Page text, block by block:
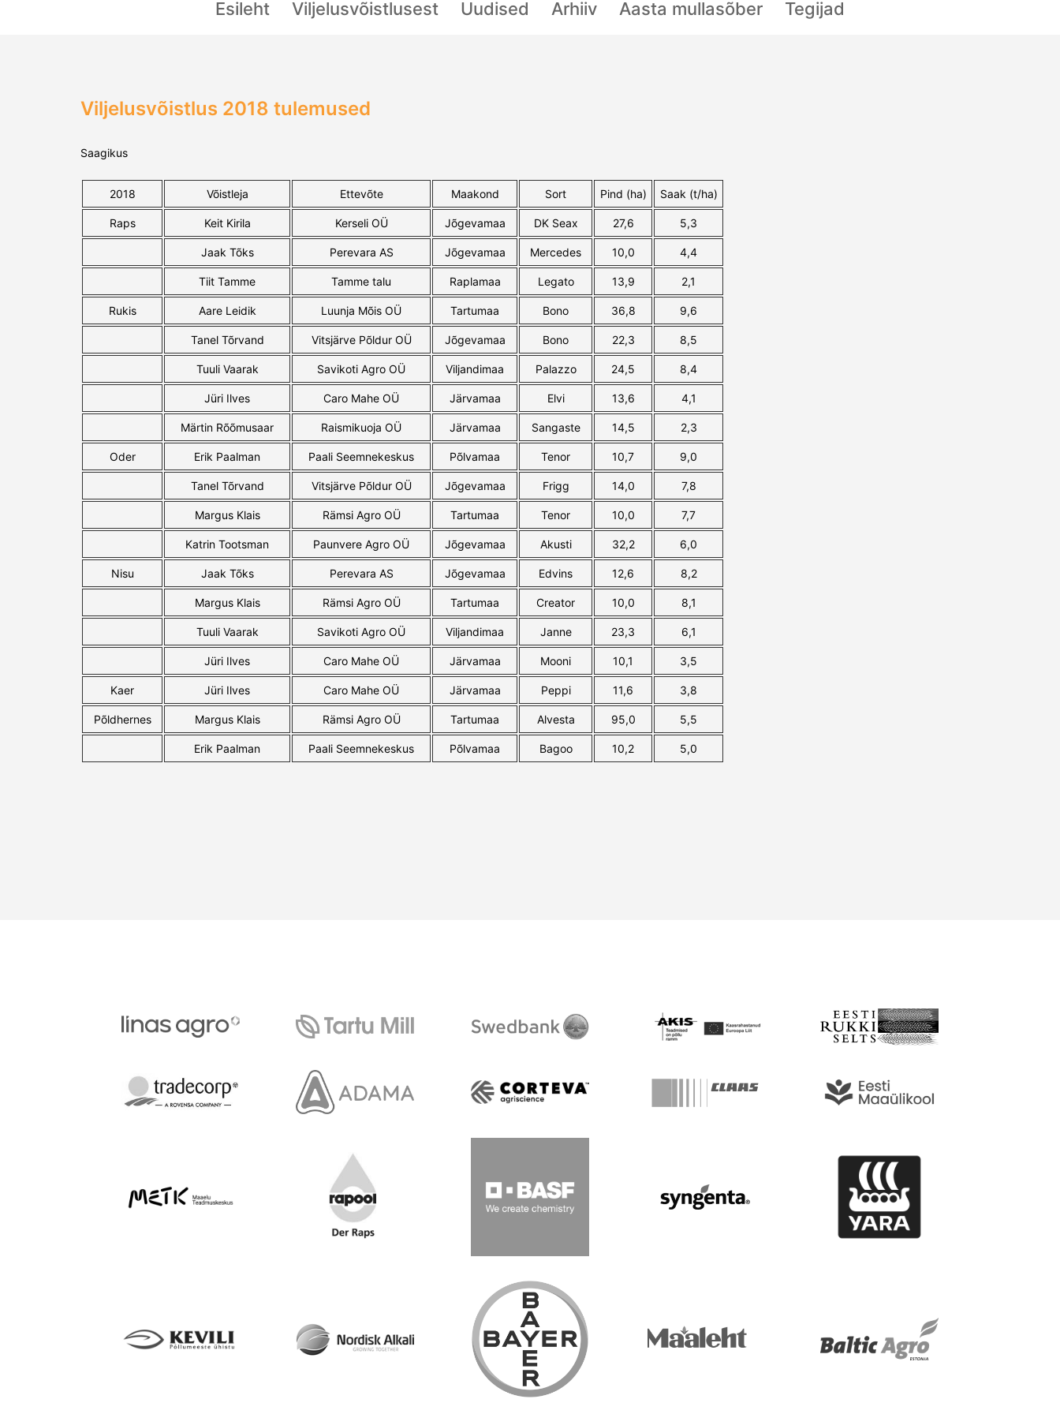
Esileht Viljelusvõistlusest Uudised Arhiiv Aasta mullasõber Tegijad
Viljelusvõistlus 2018 tulemused
Saagikus
2018 Võistleja Ettevõte Maakond Sort Pind (ha) Saak (t/ha)
Raps Keit Kirila Kerseli OÜ Jõgevamaa DK Seax 27,6 5,3
Jaak Tõks Perevara AS Jõgevamaa Mercedes 10,0 4,4
Tiit Tamme Tamme talu Raplamaa Legato 13,9 2,1
Rukis Aare Leidik Luunja Mõis OÜ Tartumaa Bono 36,8 9,6
Tanel Tõrvand Vitsjärve Põldur OÜ Jõgevamaa Bono 22,3 8,5
Tuuli Vaarak Savikoti Agro OÜ Viljandimaa Palazzo 24,5 8,4
Jüri Ilves Caro Mahe OÜ Järvamaa Elvi 13,6 4,1
Märtin Rõõmusaar Raismikuoja OÜ Järvamaa Sangaste 14,5 2,3
Oder Erik Paalman Paali Seemnekeskus Põlvamaa Tenor 10,7 9,0
Tanel Tõrvand Vitsjärve Põldur OÜ Jõgevamaa Frigg 14,0 7,8
Margus Klais Rämsi Agro OÜ Tartumaa Tenor 10,0 7,7
Katrin Tootsman Paunvere Agro OÜ Jõgevamaa Akusti 32,2 6,0
Nisu Jaak Tõks Perevara AS Jõgevamaa Edvins 12,6 8,2
Margus Klais Rämsi Agro OÜ Tartumaa Creator 10,0 8,1
Tuuli Vaarak Savikoti Agro OÜ Viljandimaa Janne 23,3 6,1
Jüri Ilves Caro Mahe OÜ Järvamaa Mooni 10,1 3,5
Kaer Jüri Ilves Caro Mahe OÜ Järvamaa Peppi 11,6 3,8
Põldhernes Margus Klais Rämsi Agro OÜ Tartumaa Alvesta 95,0 5,5
Erik Paalman Paali Seemnekeskus Põlvamaa Bagoo 10,2 5,0